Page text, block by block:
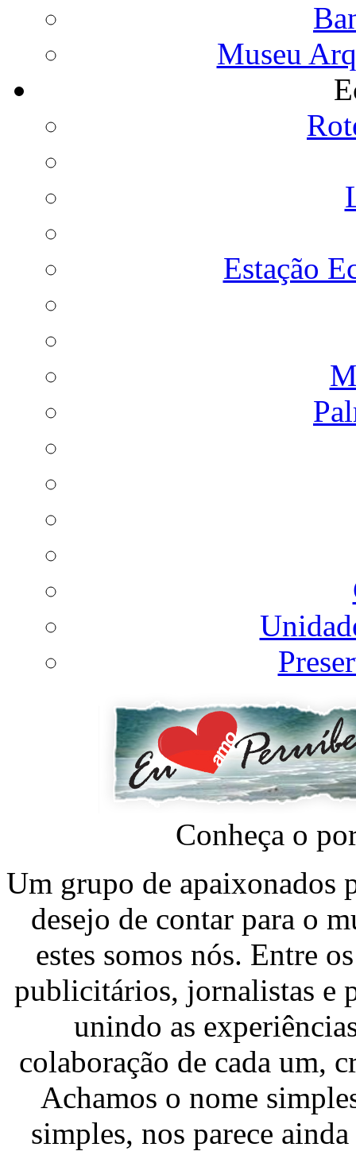
Museu
Estação
Conheça o
Um grupo de apaixonados
desejo de contar para o
estes somos nós. Entre
publicitários, jornalistas e
unindo as
colaboração de cada um,
Achamos o nome
simples, nos parece